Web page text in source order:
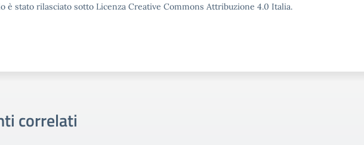
è stato rilasciato sotto Licenza Creative Commons Attribuzione 4.0 Italia.
correlati